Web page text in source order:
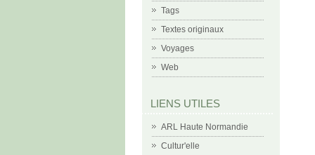
Tags
Textes originaux
Voyages
Web
LIENS UTILES
ARL Haute Normandie
Cultur'elle